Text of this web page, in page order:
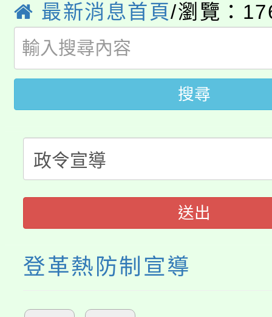
局官網。
8月14至27日，桃園電
開!
115年桃園市運動會8/
田徑場及游泳池舉行。
桃園市低收入戶享有免
視費優惠，中低收入戶
半價優惠，詳情可洽有
者。
大園自造教育及科技中
份教師增能研習
大溪自造教育及科技中
份教師研習
淨零綠生活教案入校路
會
115年食農教育專業人
程
最新消息首頁/瀏覽：
搜尋
送出
登革熱防制宣導